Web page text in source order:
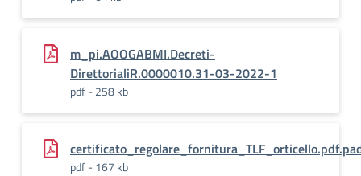
m_pi.AOOGABMI.Decreti-
DirettorialiR.0000010.31-03-2022-1
pdf - 258 kb
pdf - 167 kb